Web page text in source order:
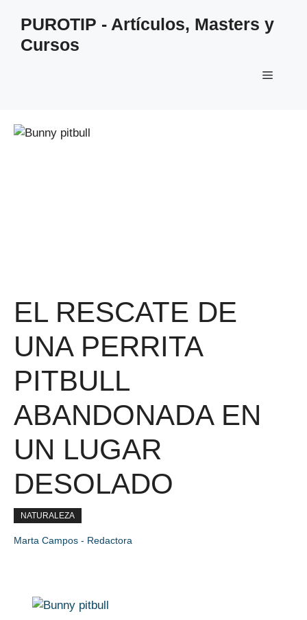
contenido
PUROTIP - Artículos, Masters y
Cursos
Menú
EL RESCATE DE
UNA PERRITA
PITBULL
ABANDONADA EN
UN LUGAR
DESOLADO
NATURALEZA
Marta Campos - Redactora